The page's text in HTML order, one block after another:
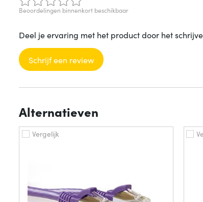
Beoordelingen binnenkort beschikbaar
Deel je ervaring met het product door het
Schrijf een review
Alternatieven
Vergelijk